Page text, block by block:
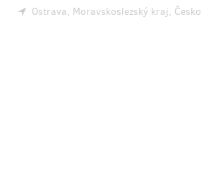
Ostrava, Moravskoslezský kraj, Česko